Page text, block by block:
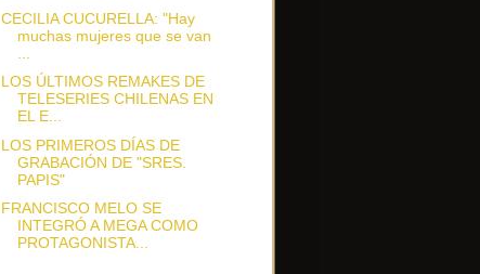
CECILIA CUCURELLA: "Hay
muchas mujeres que se van
LOS ÚLTIMOS REMAKES DE
TELESERIES CHILENAS EN
EL E...
LOS PRIMEROS DÍAS DE
GRABACIÓN DE "SRES.
PAPIS"
FRANCISCO MELO SE
INTEGRÓ A MEGA COMO
PROTAGONISTA...